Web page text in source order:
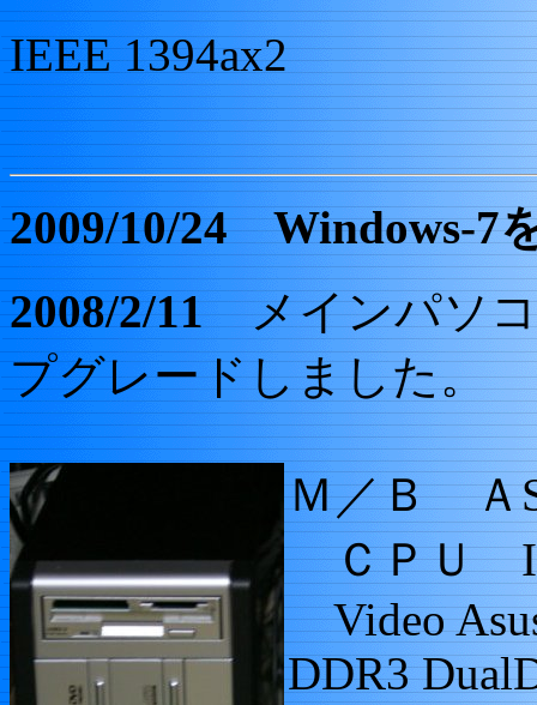
IEEE 1394ax2
2009/10/24 Windows-7
2008/2/11メインパソコ
プグレードしました。
Ｍ／Ｂ Ａ
ＣＰＵ
Video Asus
DDR3